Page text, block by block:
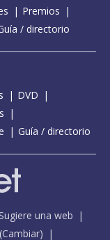
Premios
/ directorio
DVD
Guía / directorio
Sugiere una web
(Cambiar)